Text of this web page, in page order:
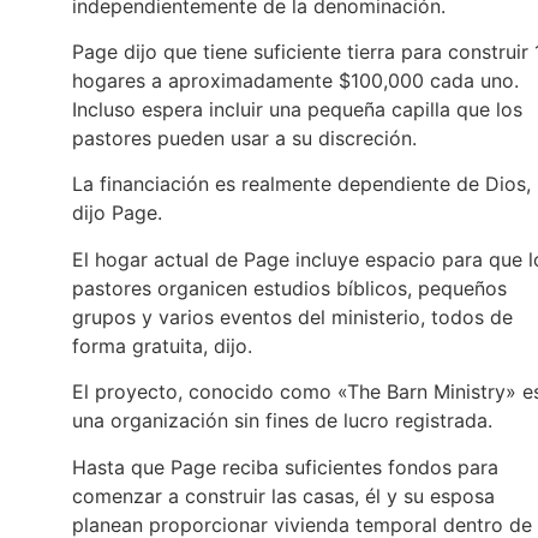
independientemente de la denominación.
Page dijo que tiene suficiente tierra para construir
hogares a aproximadamente $100,000 cada uno.
Incluso espera incluir una pequeña capilla que los
pastores pueden usar a su discreción.
La financiación es realmente dependiente de Dios,
dijo Page.
El hogar actual de Page incluye espacio para que
pastores organicen estudios bíblicos, pequeños
grupos y varios eventos del ministerio, todos de
forma gratuita, dijo.
El proyecto, conocido como «The Barn Ministry»
una organización sin fines de lucro registrada.
Hasta que Page reciba suficientes fondos para
comenzar a construir las casas, él y su esposa
planean proporcionar vivienda temporal dentro de